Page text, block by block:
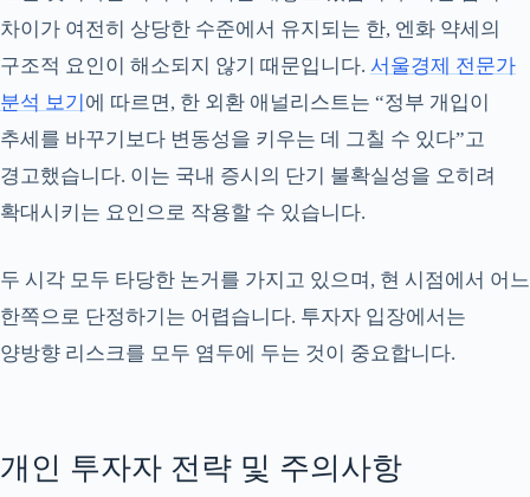
차이가 여전히 상당한 수준에서 유지되는 한, 엔화 약세의
구조적 요인이 해소되지 않기 때문입니다. 서울경제 전문가
분석 보기 에 따르면, 한 외환 애널리스트는 “정부 개입이
추세를 바꾸기보다 변동성을 키우는 데 그칠 수 있다”고
경고했습니다. 이는 국내 증시의 단기 불확실성을 오히려
확대시키는 요인으로 작용할 수 있습니다.
두 시각 모두 타당한 논거를 가지고 있으며, 현 시점에서 어느
한쪽으로 단정하기는 어렵습니다. 투자자 입장에서는
양방향 리스크를 모두 염두에 두는 것이 중요합니다.
개인 투자자 전략 및 주의사항